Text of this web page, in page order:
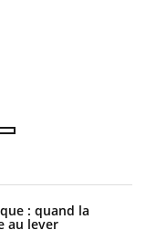
: quand la
au lever